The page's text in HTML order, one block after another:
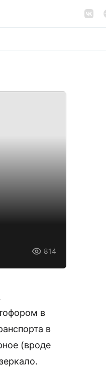
814
в
в
(вроде